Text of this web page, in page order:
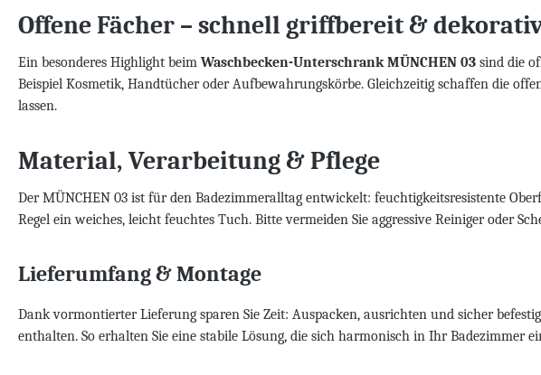
Offene Fächer – schnell griffbereit &
Ein besonderes Highlight beim Waschbecken-Unterschrank MÜNCHEN 03 sind die
Beispiel Kosmetik, Handtücher oder Aufbewahrungskörbe. Gleichzeitig schaffen die
lassen.
Material, Verarbeitung & Pflege
Der MÜNCHEN 03 ist für den Badezimmeralltag entwickelt: feuchtigkeitsresistente
Regel ein weiches, leicht feuchtes Tuch. Bitte vermeiden Sie aggressive Reiniger oder
Lieferumfang & Montage
Dank vormontierter Lieferung sparen Sie Zeit: Auspacken, ausrichten und sicher
enthalten. So erhalten Sie eine stabile Lösung, die sich harmonisch in Ihr Badezimmer